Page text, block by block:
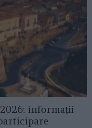
informații